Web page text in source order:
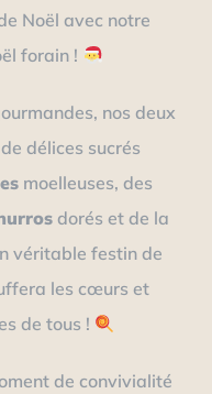
Noël avec notre
forain !
nos deux
délices sucrés
moelleuses, des
dorés et de la
véritable festin de
les cœurs et
de tous !
de convivialité